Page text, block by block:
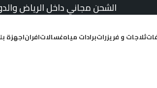
الشحن مجاني داخل الرياض
ثلاجات و فريزراتبرادات مياهغسالاتافراناجهزة